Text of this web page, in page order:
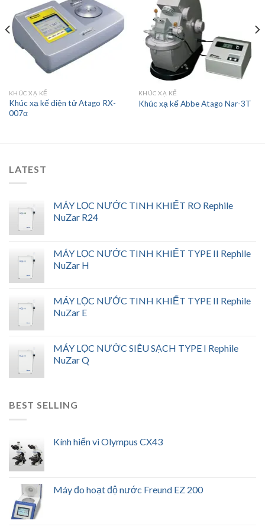
Add to
wishlist
KHÚC XẠ KẾ
Khúc xạ kế điện tử Atago RX-
007α
KHÚC XẠ KẾ
Khúc xạ kế Abbe Atago Nar-3T
LATEST
MÁY LỌC NƯỚC TINH KHIẾT RO Rephile
NuZar R24
MÁY LỌC NƯỚC TINH KHIẾT TYPE II Rephile
NuZar H
MÁY LỌC NƯỚC TINH KHIẾT TYPE II Rephile
NuZar E
MÁY LỌC NƯỚC SIÊU SẠCH TYPE I Rephile
NuZar Q
BEST SELLING
Kính hiển vi Olympus CX43
Máy đo hoạt độ nước Freund EZ 200